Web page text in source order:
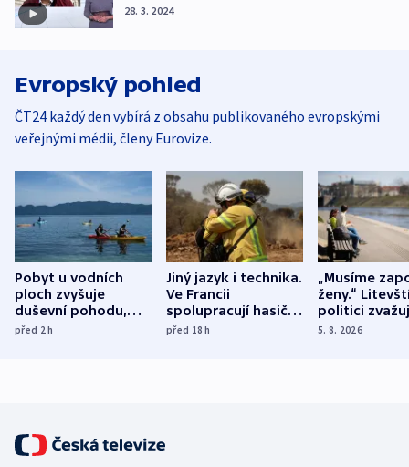
28. 3. 2024
Evropský pohled
ČT24 každý den vybírá z obsahu publikovaného evropskými
veřejnými médii, členy Eurovize.
Pobyt u vodních
ploch zvyšuje
duševní pohodu,
ukázala
před 2h
Jiný jazyk i technika.
Ve Francii
spolupracují hasiči z
různých zemí
před 18h
„Musíme
ženy.“
politici
dohodu o
5. 8. 2026